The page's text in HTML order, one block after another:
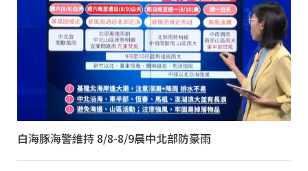
白海豚海警維持 8/8-8/9晨中北部防豪雨